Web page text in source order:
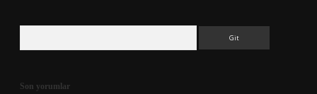
Son yorumlar